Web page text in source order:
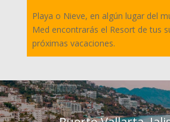
Playa o Nieve, en algún lugar del
Med encontrarás el Resort de tus
próximas vacaciones.